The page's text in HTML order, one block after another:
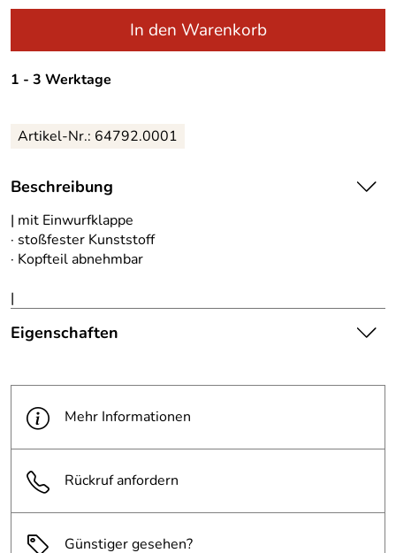
In den Warenkorb
1 - 3 Werktage
Artikel-Nr.: 64792.0001
Beschreibung
| mit Einwurfklappe
· stoßfester Kunststoff
· Kopfteil abnehmbar
|
Eigenschaften
Hinweis
Produktbilder:
stellt keine verbindliche
beachten Sie die
Textbeschreibung.
Farbe:
lichtgrau
Abfallbehälter
6 l
Mehr Informationen
Rückruf anfordern
Günstiger gesehen?